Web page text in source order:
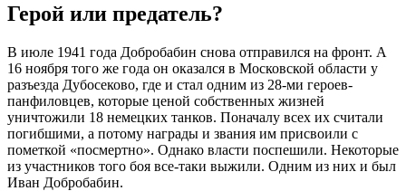
Герой или предатель?
В июле 1941 года Добробабин снова отправился на фронт. А
16 ноября того же года он оказался в Московской области у
разъезда Дубосеково, где и стал одним из 28-ми героев-
панфиловцев, которые ценой собственных жизней
уничтожили 18 немецких танков. Поначалу всех их считали
погибшими, а потому награды и звания им присвоили с
пометкой «посмертно». Однако власти поспешили. Некоторые
из участников того боя все-таки выжили. Одним из них и был
Иван Добробабин.